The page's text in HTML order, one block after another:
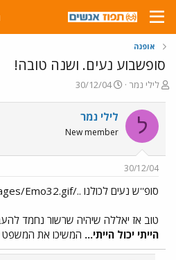
אופנה
סופשבוע נעים. ושנה טובה!
פ
ח
ה
ו
ש
לילי נמר
פ
ס
ם
ת
י
30/12/04
ל לילי נמר
New member
30/12/04
סופ''ש נעים לכולנו ../images/Emo32.gif
טוב אז יאללה שיהיה שרשור נחמד
הייתי יכול הייתי... המשיכו את המשפט